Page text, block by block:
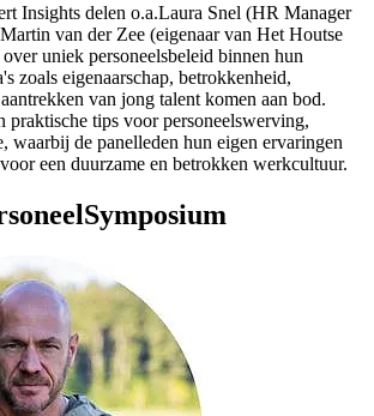
Insights delen o.a.Laura Snel (HR Manager
van der Zee (eigenaar van Het Houtse
uniek personeelsbeleid binnen hun
zoals eigenaarschap, betrokkenheid,
van jong talent komen aan bod.
praktische tips voor personeelswerving,
waarbij de panelleden hun eigen ervaringen
een duurzame en betrokken werkcultuur.